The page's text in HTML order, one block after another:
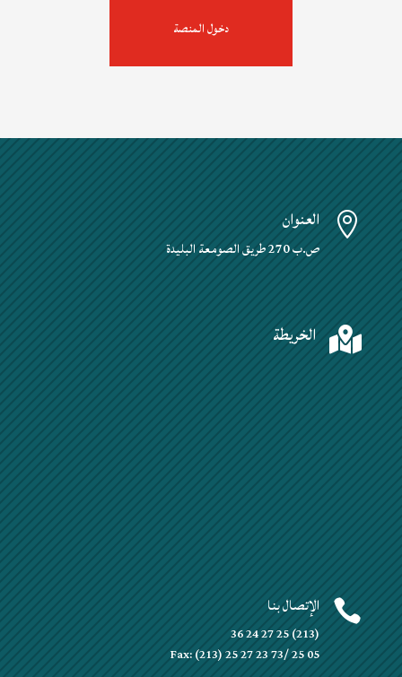
دخول المنصة
 العنوان
ص.ب 270 طريق الصومعة البليدة
 الخريطة
 الإتصال بنا
(213) 25 27 24 36
Fax: (213) 25 27 23 73/ 25 05